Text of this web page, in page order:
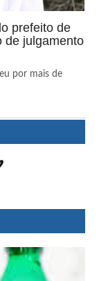
prefeito de
de julgamento
por mais de